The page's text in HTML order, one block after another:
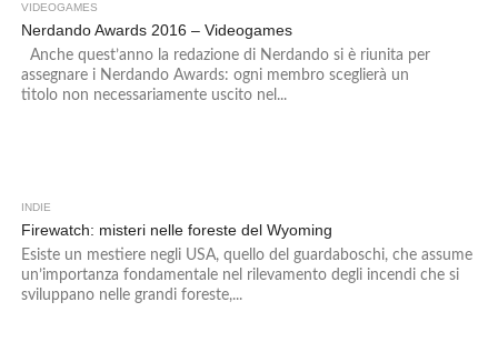
VIDEOGAMES
Nerdando Awards 2016 – Videogames
Anche quest’anno la redazione di Nerdando si è riunita per
assegnare i Nerdando Awards: ogni membro sceglierà un
titolo non necessariamente uscito nel...
INDIE
Firewatch: misteri nelle foreste del Wyoming
Esiste un mestiere negli USA, quello del guardaboschi, che assume
un’importanza fondamentale nel rilevamento degli incendi che si
sviluppano nelle grandi foreste,...